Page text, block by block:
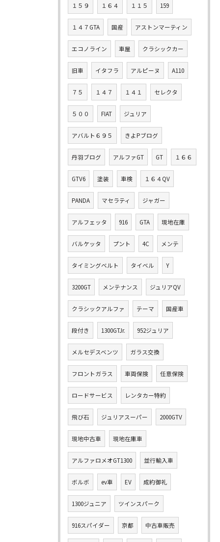
１５９ １６４ １１５ 159
１４７GTA 国産 アストンマーティン
エコノライン 車屋 クラシックカー
旧車 イタフラ アルピーヌ A110
７５ １４７ １４１ セレクタ
５００ FIAT ジュリア
アバルト６９５ きよPブログ
丹羽ブログ アルファGT GT １６６
GTV6 塗装 車検 １６４QV
PANDA マセラティ ジャガー
アルフェッタ 916 GTA 現地在庫
バルケッタ プント 4C メンテ
タイミングベルト タイベル Y
3200GT メンテナンス ジュリアQV
クラシックアルファ テーマ 国産車
段付き 1300GTJr. 952ジュリア
メルセデスベンツ ガラス交換
フロントガラス 車両保険 任意保険
ロードサービス レンタカー特約
飛び石 ジュリアスーパー 2000GTV
現地中古車 現地在庫車
アルファロメオGT1300 並行輸入車
ボルボ ev車 EV 成約御礼
1300ジュニア ツインスパーク
916スパイダー 京都 中古車販売